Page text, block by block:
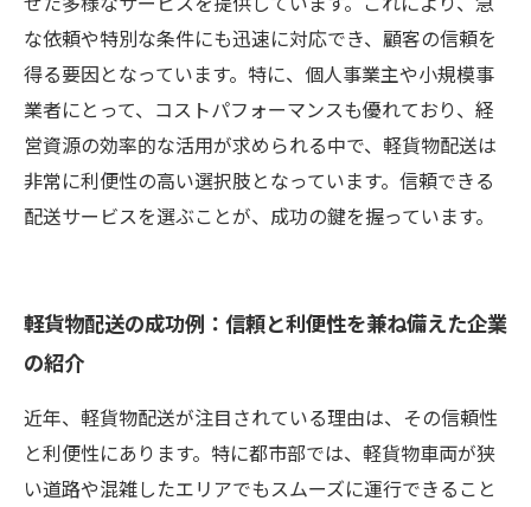
な依頼や特別な条件にも迅速に対応でき、顧客の信頼を
得る要因となっています。特に、個人事業主や小規模事
業者にとって、コストパフォーマンスも優れており、経
営資源の効率的な活用が求められる中で、軽貨物配送は
非常に利便性の高い選択肢となっています。信頼できる
配送サービスを選ぶことが、成功の鍵を握っています。
軽貨物配送の成功例：信頼と利便性を兼ね備えた企業
の紹介
近年、軽貨物配送が注目されている理由は、その信頼性
と利便性にあります。特に都市部では、軽貨物車両が狭
い道路や混雑したエリアでもスムーズに運行できること